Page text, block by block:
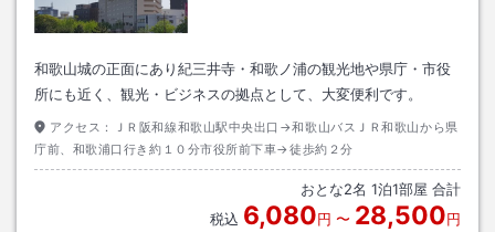
和歌山城の正面にあり紀三井寺・和歌ノ浦の観光地や県庁・市役
所にも近く、観光・ビジネスの拠点として、大変便利です。
アクセス：
ＪＲ阪和線和歌山駅中央出口→和歌山バスＪＲ和歌山から県
庁前、和歌浦口行き約１０分市役所前下車→徒歩約２分
おとな2名 1泊1部屋 合計
税込 6,080円 〜 28,500円